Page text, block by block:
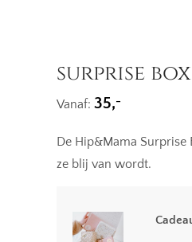
surprise
Vanaf: 35,-
De Hip&Mama
ze blij van wordt.